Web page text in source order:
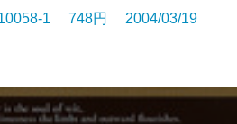
1 748円 2004/03/19